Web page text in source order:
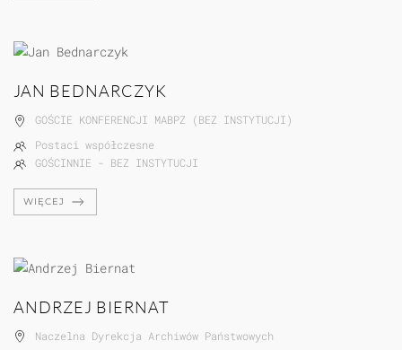
JAN BEDNARCZYK
GOŚCIE KONFERENCJI MABPZ (BEZ INSTYTUCJI)
Postaci współczesne
GOŚCINNIE - BEZ INSTYTUCJI
WIĘCEJ
ANDRZEJ BIERNAT
Naczelna Dyrekcja Archiwów Państwowych